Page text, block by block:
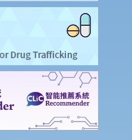
及刑罚是甚么？
着婚姻为无效？
与我同住。我要怎样做？
开了我，不知所踪。我现在想在